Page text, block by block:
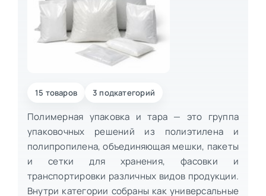
15 товаров 3 подкатегорий
Полимерная упаковка и тара — это группа
упаковочных решений из полиэтилена и
полипропилена, объединяющая мешки, пакеты
и сетки для хранения, фасовки и
транспортировки различных видов продукции.
Внутри категории собраны как универсальные